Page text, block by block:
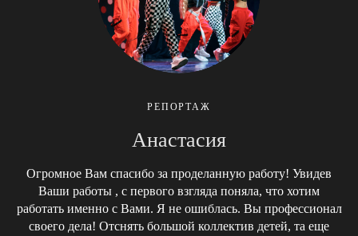
РЕПОРТАЖ
Анастасия
Огромное Вам спасибо за проделанную работу! Увидев
Ваши работы , с первого взгляда поняла, что хотим
работать именно с Вами. Я не ошиблась. Вы профессионал
своего дела! Отснять большой коллектив детей, та еще